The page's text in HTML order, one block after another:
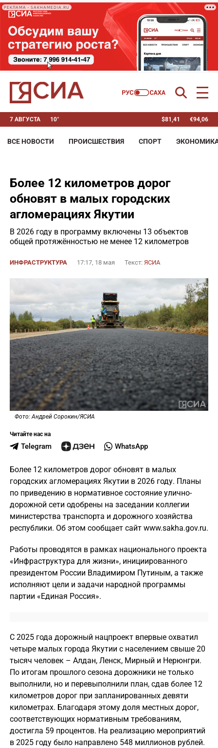
РЕКЛАМА • SAKHAMEDIA.RU
7 АВГУСТА 10° $81,41 €94,06
ВСЕ НОВОСТИ ПРОИСШЕСТВИЯ СПОРТ
Более 12 километров дорог
обновят в малых городских
агломерациях Якутии
В 2026 году в программу включены 13 объектов
общей протяжённостью не менее 12 километров
ИНФРАСТРУКТУРА 17:17, 18 мая Текст: ЯСИА
Фото: Андрей Сорокин/ЯСИА
Читайте нас на
Telegram WhatsApp
Более 12 километров дорог обновят в малых
городских агломерациях Якутии в 2026 году. Планы
по приведению в нормативное состояние улично-
дорожной сети одобрены на заседании коллегии
министерства транспорта и дорожного хозяйства
республики. Об этом сообщает сайт www.sakha.gov.ru.
Работы проводятся в рамках национального проекта
«Инфраструктура для жизни», инициированного
президентом России Владимиром Путиным, а также
исполняют цели и задачи народной программы
партии «Единая Россия».
С 2025 года дорожный нацпроект впервые охватил
четыре малых города Якутии с населением свыше 20
тысяч человек – Алдан, Ленск, Мирный и Нерюнгри.
По итогам прошлого сезона дорожники не только
выполнили, но и перевыполнили план, сдав более 12
километров дорог при запланированных девяти
километрах. Благодаря этому доля местных дорог,
соответствующих нормативным требованиям,
достигла 59 процентов. На реализацию мероприятий
в 2025 году было направлено 548 миллионов рублей.